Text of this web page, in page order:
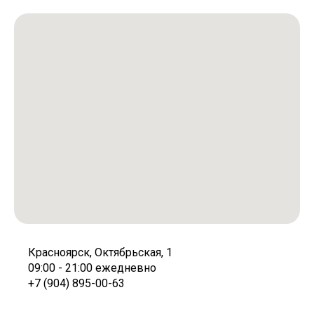
Красноярск, Октябрьская, 1
09:00 - 21:00 ежедневно
+7 (904) 895-00-63